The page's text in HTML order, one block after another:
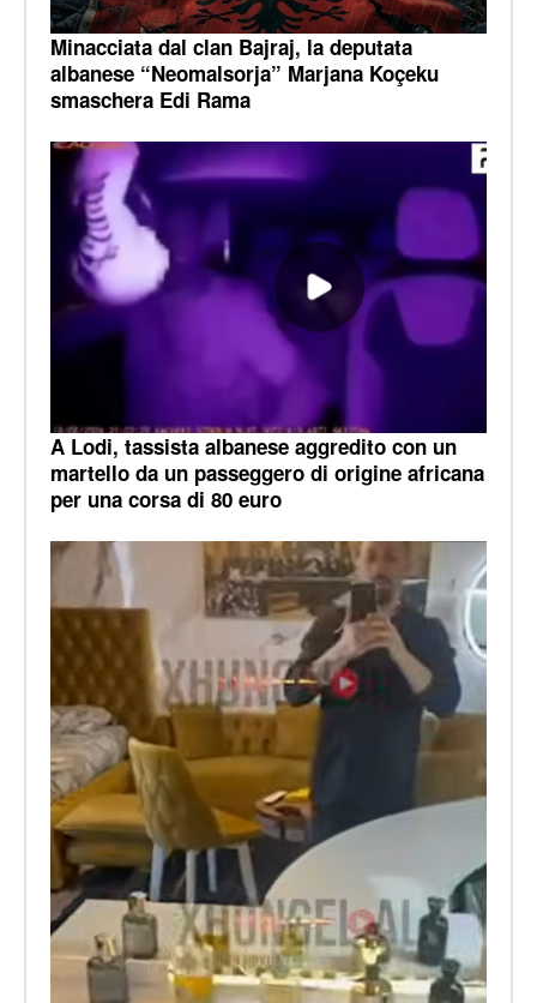
Minacciata dal clan Bajraj, la deputata
albanese “Neomalsorja” Marjana Koçeku
smaschera Edi Rama
A Lodi, tassista albanese aggredito con un
martello da un passeggero di origine africana
per una corsa di 80 euro